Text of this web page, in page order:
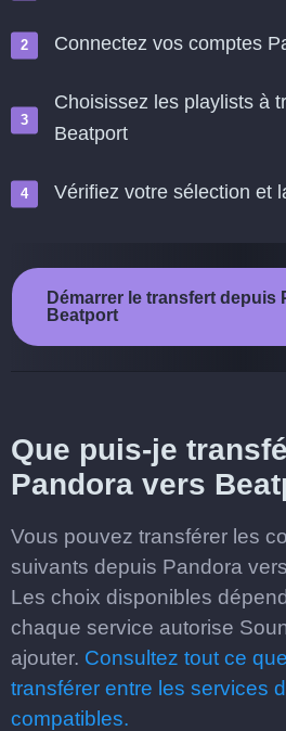
Connectez vos comptes
Choisissez les playlists à
Beatport
Vérifiez votre sélection et
Démarrer le transfert depuis
Beatport
Que puis-je
Pandora vers
Vous pouvez transférer les
suivants depuis Pandora
Les choix disponibles
chaque service autorise
ajouter. Consultez tout ce
transférer entre les services
compatibles.